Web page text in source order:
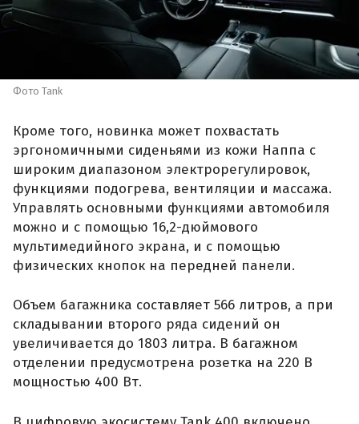
Фото Tank
Кроме того, новинка может похвастать
эргономичными сиденьями из кожи Наппа с
широким диапазоном электрорегулировок,
функциями подогрева, вентиляции и массажа.
Управлять основными функциями автомобиля
можно и с помощью 16,2-дюймового
мультимедийного экрана, и с помощью
физических кнопок на передней панели.
Объем багажника составляет 566 литров, а при
складывании второго ряда сидений он
увеличивается до 1803 литра. В багажном
отделении предусмотрена розетка на 220 В
мощностью 400 Вт.